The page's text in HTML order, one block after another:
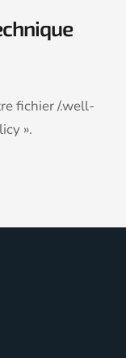
fichier /.well-
».